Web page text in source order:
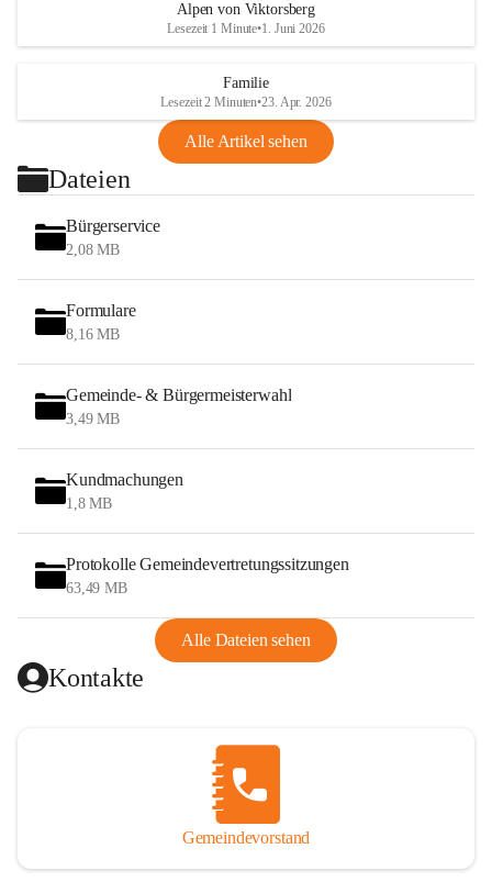
Alpen von Viktorsberg
Lesezeit 1 Minute•1. Juni 2026
Familie
Lesezeit 2 Minuten•23. Apr. 2026
Alle Artikel sehen
Dateien
Bürgerservice
2,08 MB
Formulare
8,16 MB
Gemeinde- & Bürgermeisterwahl
3,49 MB
Kundmachungen
1,8 MB
Protokolle Gemeindevertretungssitzungen
63,49 MB
Alle Dateien sehen
Kontakte
Gemeindevorstand